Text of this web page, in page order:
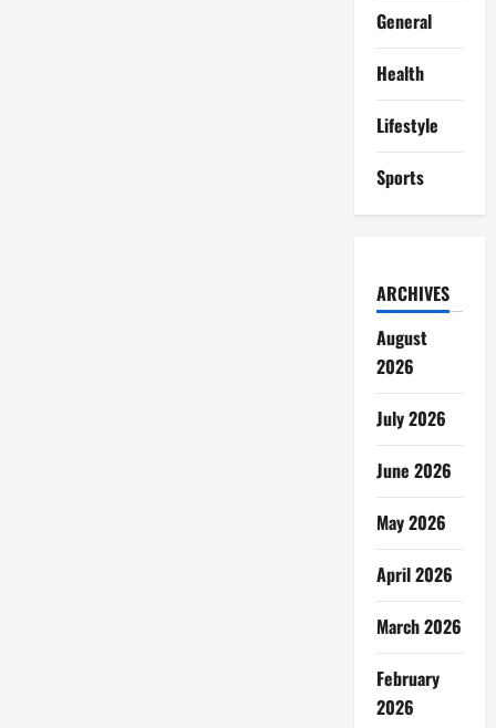
General
Health
Lifestyle
Sports
ARCHIVES
August
2026
July 2026
June 2026
May 2026
April 2026
March 2026
February
2026